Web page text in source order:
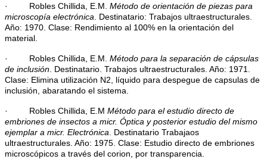
· Robles Chillida, E.M. Método de orientación de piezas para
microscopía electrónica . Destinatario: Trabajos ultraestructurales.
Año: 1970. Clase: Rendimiento al 100% en la orientación del
material.
· Robles Chillida, E.M. Método para la separación de cápsulas
de inclusión . Destinatario. Trabajos ultraestructurales. Año: 1971.
Clase: Elimina utilización N2, líquido para despegue de capsulas de
inclusión, abaratando el sistema.
· Robles Chillida, E.M Método para el estudio directo de
embriones de insectos a micr. Óptica y posterior estudio del mismo
ejemplar a micr. Electrónica . Destinatario Trabajaos
ultraestructurales. Año: 1975. Clase: Estudio directo de embriones
microscópicos a través del corion, por transparencia.